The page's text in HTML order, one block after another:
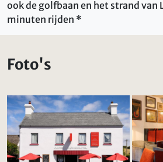
ook de golfbaan en het strand van
minuten rijden *
Foto's